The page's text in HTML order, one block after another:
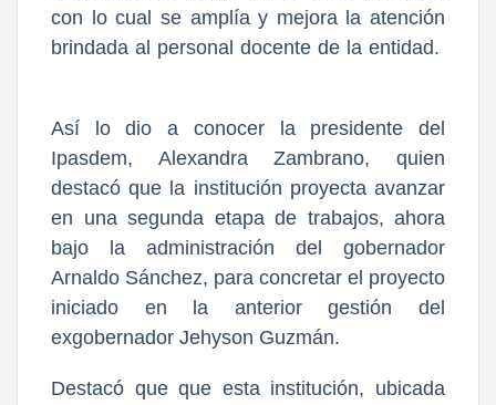
con lo cual se amplía y mejora la atención
brindada al personal docente de la entidad.
Así lo dio a conocer la presidente del
Ipasdem, Alexandra Zambrano, quien
destacó que la institución proyecta avanzar
en una segunda etapa de trabajos, ahora
bajo la administración del gobernador
Arnaldo Sánchez, para concretar el proyecto
iniciado en la anterior gestión del
exgobernador Jehyson Guzmán.
Destacó que que esta institución, ubicada